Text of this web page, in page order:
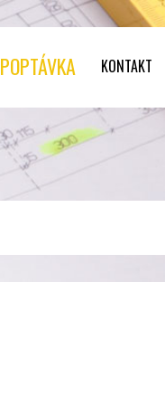
POPTÁVKA KONTAKT